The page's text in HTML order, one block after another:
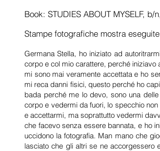
Book: STUDIES ABOUT MYSELF,
Stampe fotografiche mostra
Germana Stella, ho iniziato ad
corpo e col mio carattere, perché
mi sono mai veramente accettata e ho
mi reca danni fisici, questo perché ho
bada perché me lo devo, sono una
corpo e vedermi da fuori, lo specchio
e accettarmi, ma soprattutto vedermi
che facevo senza essere bannata, e ho
uccidono la fotografia. Man mano che
lasciato che gli altri se ne accorgessero